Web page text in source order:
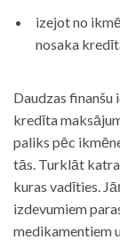
izejot no
nosaka
Daudzas finanšu
kredīta
paliks pēc
tās. Turklāt katra
kuras vadīties.
izdevumiem
medikamentiem